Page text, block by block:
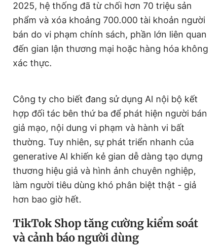
2025, hệ thống đã từ chối hơn 70 triệu sản
phẩm và xóa khoảng 700.000 tài khoản người
bán do vi phạm chính sách, phần lớn liên quan
đến gian lận thương mại hoặc hàng hóa không
xác thực.
Công ty cho biết đang sử dụng AI nội bộ kết
hợp đối tác bên thứ ba để phát hiện người bán
giả mạo, nội dung vi phạm và hành vi bất
thường. Tuy nhiên, sự phát triển nhanh của
generative AI khiến kẻ gian dễ dàng tạo dựng
thương hiệu giả và hình ảnh chuyên nghiệp,
làm người tiêu dùng khó phân biệt thật - giả
hơn bao giờ hết.
TikTok Shop tăng cường kiểm soát
và cảnh báo người dùng